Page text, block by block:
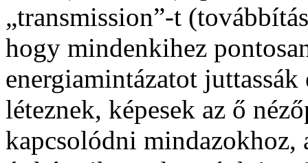
„transmission”-t
hogy mindenkihez
energiamintázatot
léteznek, képesek az ő
kapcsolódni